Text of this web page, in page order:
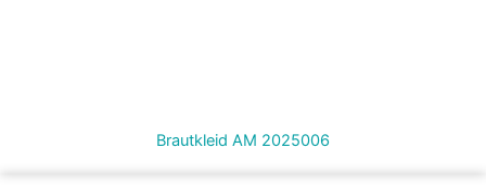
Brautkleid AM 2025006